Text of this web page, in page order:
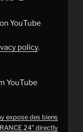
YouTube
policy.
YouTube
expose des biens
24" directly